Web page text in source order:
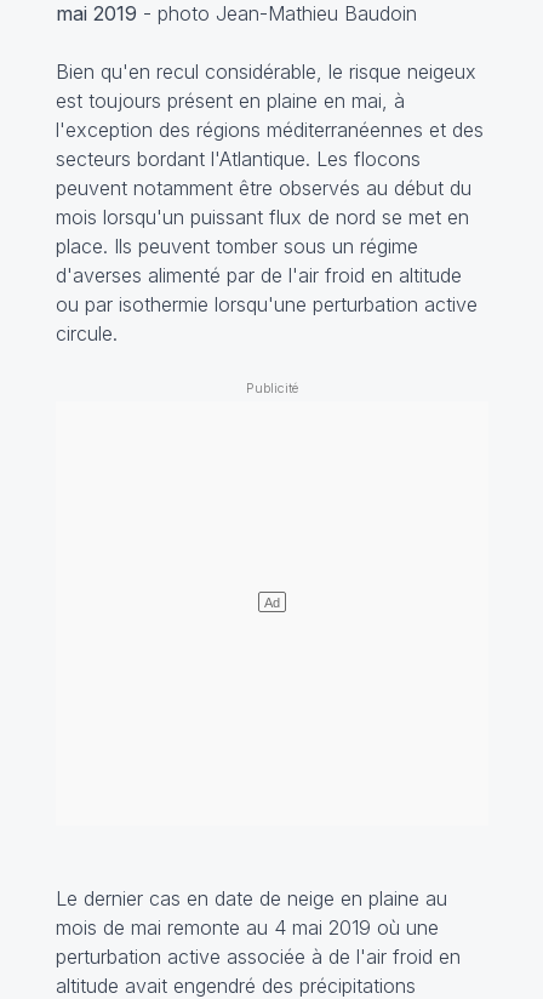
mai 2019 - photo Jean-Mathieu Baudoin
Bien qu'en recul considérable, le risque neigeux
est toujours présent en plaine en mai, à
l'exception des régions méditerranéennes et des
secteurs bordant l'Atlantique. Les flocons
peuvent notamment être observés au début du
mois lorsqu'un puissant flux de nord se met en
place. Ils peuvent tomber sous un régime
d'averses alimenté par de l'air froid en altitude
ou par isothermie lorsqu'une perturbation active
circule.
Le dernier cas en date de neige en plaine au
mois de mai remonte au 4 mai 2019 où une
perturbation active associée à de l'air froid en
altitude avait engendré des précipitations